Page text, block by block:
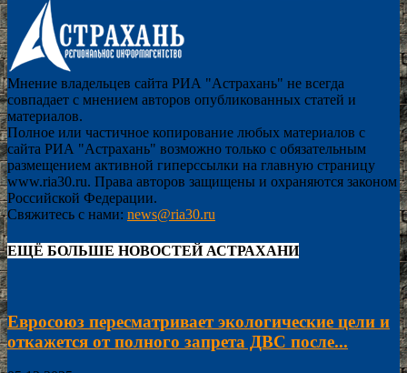
Мнение владельцев сайта РИА "Астрахань" не всегда
совпадает с мнением авторов опубликованных статей и
материалов.
Полное или частичное копирование любых материалов с
сайта РИА "Астрахань" возможно только с обязательным
размещением активной гиперссылки на главную страницу
www.ria30.ru. Права авторов защищены и охраняются законом
Российской Федерации.
Свяжитесь с нами: news@ria30.ru
ЕЩЁ БОЛЬШЕ НОВОСТЕЙ АСТРАХАНИ
Евросоюз пересматривает экологические цели и
откажется от полного запрета ДВС после...